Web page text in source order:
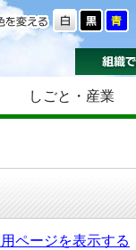
色を変える
しごと・産業
ページを表示する